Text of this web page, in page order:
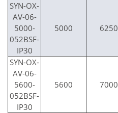
SYN-OX-
AV-06-
5000-
052BSF-
IP30
5000 6250
SYN-OX-
AV-06-
5600-
052BSF-
IP30
5600 7000